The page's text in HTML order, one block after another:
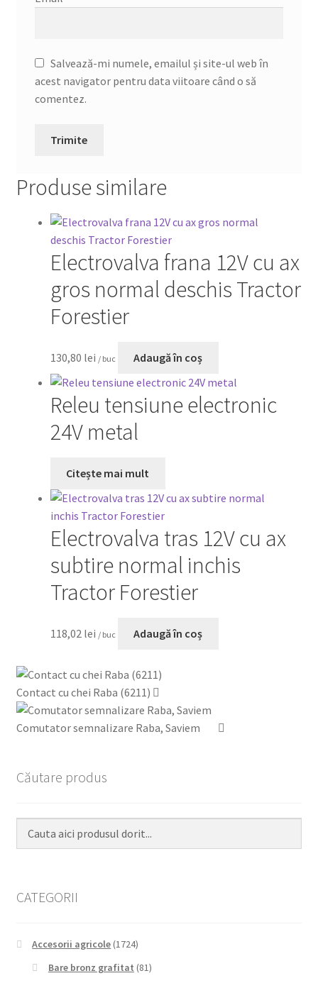
Salvează-mi numele, emailul și site-ul web în
acest navigator pentru data viitoare când o să
comentez.
Produse similare
Electrovalva frana 12V cu ax
gros normal deschis Tractor
Forestier
130,80 lei / buc Adaugă în coș
Releu tensiune electronic
24V metal
Citește mai mult
Electrovalva tras 12V cu ax
subtire normal inchis
Tractor Forestier
118,02 lei / buc Adaugă în coș
Contact cu chei Raba (6211)
Comutator semnalizare Raba, Saviem
Căutare produs
CATEGORII
Accesorii agricole (1724)
Bare bronz grafitat (81)